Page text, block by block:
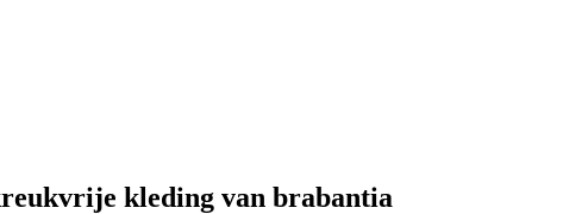
kleding van brabantia